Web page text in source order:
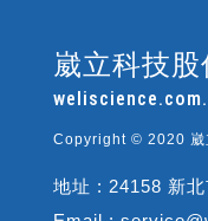
崴立科技股
Copyright © 2020 崴
地址 : 24158 新